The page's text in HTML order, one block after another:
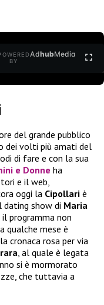
BY
AdhubMedia
del grande pubblico
dei volti più amati del
di fare e con la sua
e Donne ha
e il web,
oggi la Cipollari è
dating show di Maria
il programma non
qualche mese è
cronaca rosa per via
, al quale è legata
si è mormorato
che tuttavia a